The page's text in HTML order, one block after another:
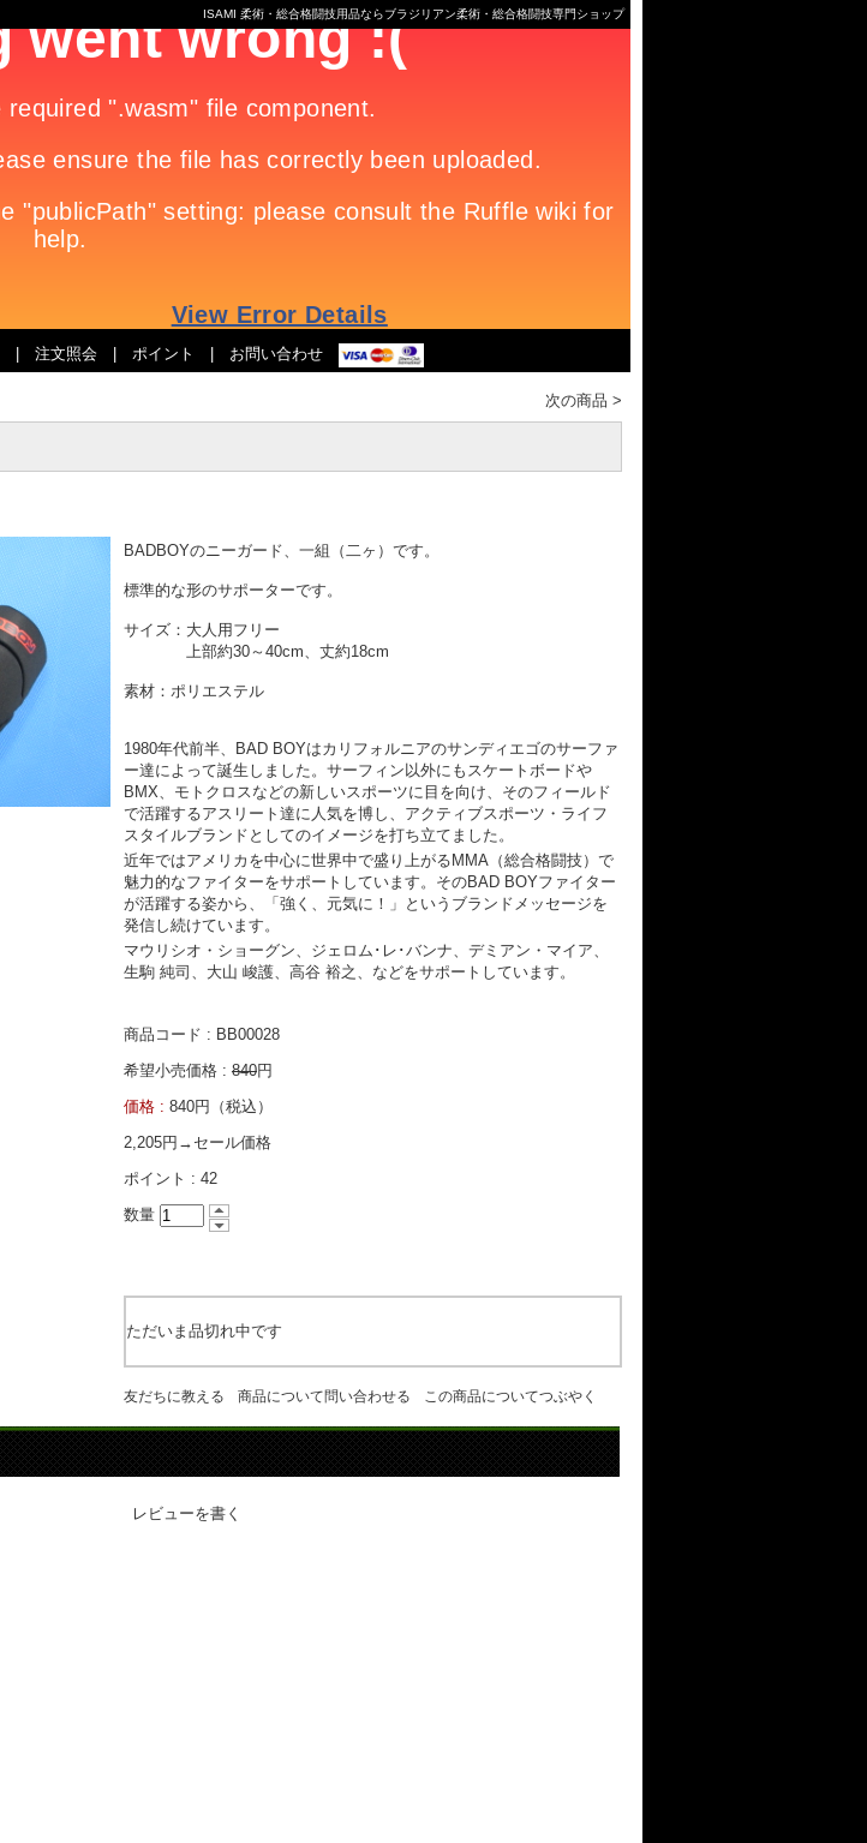
ISAMI 柔術・総合格闘技用品ならブラジリアン柔術・総合格闘技専門ショップ
注文照会 ポイント お問い合わせ
次の商品 >
BADBOYのニーガード、一組（二ヶ）です。
標準的な形のサポーターです。
サイズ：大人用フリー
上部約30～40cm、丈約18cm
素材：ポリエステル
1980年代前半、BAD BOYはカリフォルニアのサンディエゴのサーファ
ー達によって誕生しました。サーフィン以外にもスケートボードや
BMX、モトクロスなどの新しいスポーツに目を向け、そのフィールド
で活躍するアスリート達に人気を博し、アクティブスポーツ・ライフ
スタイルブランドとしてのイメージを打ち立てました。
近年ではアメリカを中心に世界中で盛り上がるMMA（総合格闘技）で
魅力的なファイターをサポートしています。そのBAD BOYファイター
が活躍する姿から、「強く、元気に！」というブランドメッセージを
発信し続けています。
マウリシオ・ショーグン、ジェロム･レ･バンナ、デミアン・マイア、
生駒 純司、大山 峻護、高谷 裕之、などをサポートしています。
商品コード : BB00028
希望小売価格 : 840円
価格 : 840円（税込）
2,205円→セール価格
ポイント : 42
数量
ただいま品切れ中です
友だちに教える 商品について問い合わせる この商品についてつぶやく
レビューを書く